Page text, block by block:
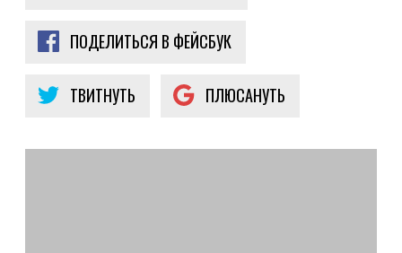
ПОДЕЛИТЬСЯ В ФЕЙСБУК
ТВИТНУТЬ ПЛЮСАНУТЬ